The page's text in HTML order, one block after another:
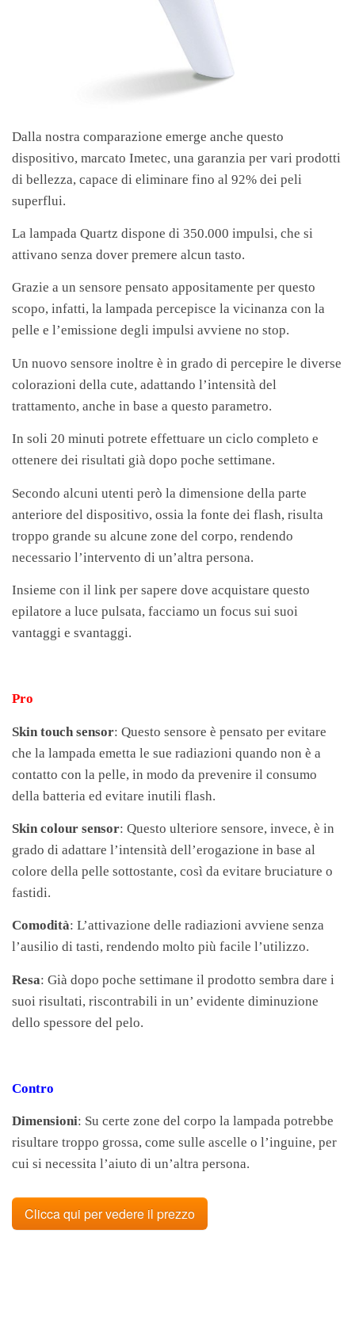
Dalla nostra comparazione emerge anche questo
dispositivo, marcato Imetec, una garanzia per vari prodotti
di bellezza, capace di eliminare fino al 92% dei peli
superflui.
La lampada Quartz dispone di 350.000 impulsi, che si
attivano senza dover premere alcun tasto.
Grazie a un sensore pensato appositamente per questo
scopo, infatti, la lampada percepisce la vicinanza con la
pelle e l’emissione degli impulsi avviene no stop.
Un nuovo sensore inoltre è in grado di percepire le diverse
colorazioni della cute, adattando l’intensità del
trattamento, anche in base a questo parametro.
In soli 20 minuti potrete effettuare un ciclo completo e
ottenere dei risultati già dopo poche settimane.
Secondo alcuni utenti però la dimensione della parte
anteriore del dispositivo, ossia la fonte dei flash, risulta
troppo grande su alcune zone del corpo, rendendo
necessario l’intervento di un’altra persona.
Insieme con il link per sapere dove acquistare questo
epilatore a luce pulsata, facciamo un focus sui suoi
vantaggi e svantaggi.
Pro
Skin touch sensor: Questo sensore è pensato per evitare
che la lampada emetta le sue radiazioni quando non è a
contatto con la pelle, in modo da prevenire il consumo
della batteria ed evitare inutili flash.
Skin colour sensor: Questo ulteriore sensore, invece, è in
grado di adattare l’intensità dell’erogazione in base al
colore della pelle sottostante, così da evitare bruciature o
fastidi.
Comodità: L’attivazione delle radiazioni avviene senza
l’ausilio di tasti, rendendo molto più facile l’utilizzo.
Resa: Già dopo poche settimane il prodotto sembra dare i
suoi risultati, riscontrabili in un’ evidente diminuzione
dello spessore del pelo.
Contro
Dimensioni: Su certe zone del corpo la lampada potrebbe
risultare troppo grossa, come sulle ascelle o l’inguine, per
cui si necessita l’aiuto di un’altra persona.
Clicca qui per vedere il prezzo